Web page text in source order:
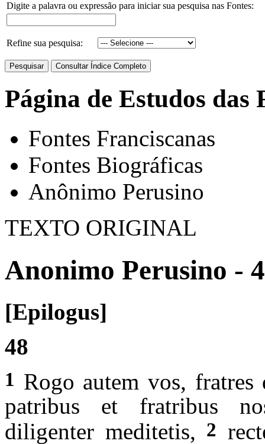
Digite a palavra ou expressão para iniciar sua pesquisa nas Fontes:
Refine sua pesquisa:
Página de Estudos das
Fontes Franciscanas
Fontes Biográficas
Anônimo Perusino
TEXTO ORIGINAL
Anonimo Perusino -
[Epilogus]
48
1 Rogo autem vos, fratres
patribus et fratribus
diligenter meditetis, 2